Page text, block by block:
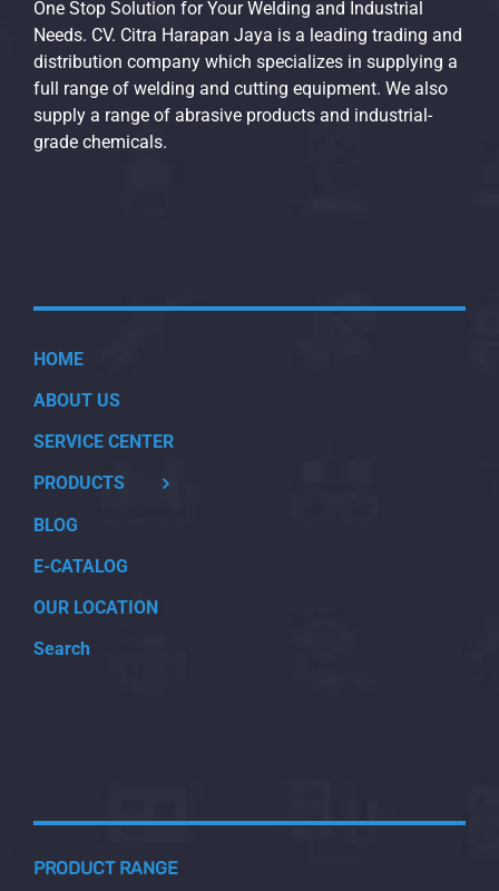
One Stop Solution for Your Welding and Industrial
Needs. CV. Citra Harapan Jaya is a leading trading and
distribution company which specializes in supplying a
full range of welding and cutting equipment. We also
supply a range of abrasive products and industrial-
grade chemicals.
HOME
ABOUT US
SERVICE CENTER
PRODUCTS
BLOG
E-CATALOG
OUR LOCATION
Search
PRODUCT RANGE